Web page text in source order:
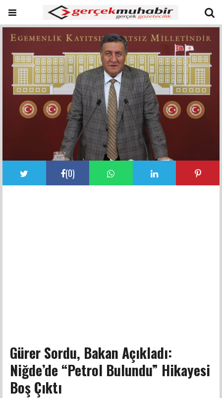
(0)
Gürer Sordu, Bakan Açıkladı:
Niğde’de “Petrol Bulundu” Hikayesi
Boş Çıktı